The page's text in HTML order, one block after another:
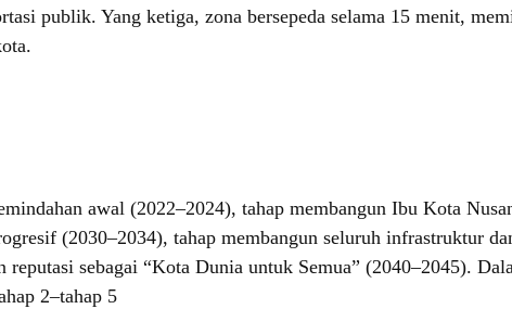
publik. Yang ketiga, zona bersepeda selama 15 menit,
awal (2022–2024), tahap membangun Ibu Kota
(2030–2034), tahap membangun seluruh infrastruktur
sebagai “Kota Dunia untuk Semua” (2040–2045).
2–tahap 5